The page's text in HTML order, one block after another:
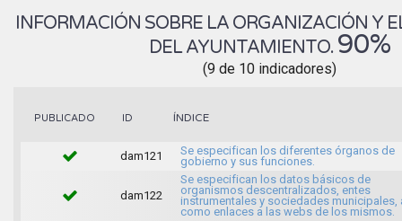
INFORMACIÓN SOBRE LA ORGANIZACIÓN Y
DEL AYUNTAMIENTO. 90%
(9 de 10 indicadores)
PUBLICADO ID ÍNDICE
dam121
Se especifican los diferentes órganos de
gobierno y sus funciones.
dam122
Se especifican los datos básicos de
organismos descentralizados, entes
instrumentales y sociedades municipales,
como enlaces a las webs de los mismos.